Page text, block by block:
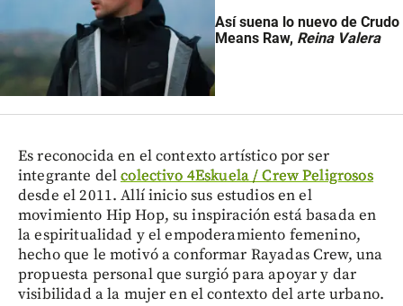
Así suena lo nuevo de Crudo
Means Raw, Reina Valera
Es reconocida en el contexto artístico por ser
integrante delcolectivo 4Eskuela / Crew Peligrosos
desde el 2011. Allí inicio sus estudios en el
movimiento Hip Hop, su inspiración está basada en
la espiritualidad y el empoderamiento femenino,
hecho que le motivó a conformar Rayadas Crew, una
propuesta personal que surgió para apoyar y dar
visibilidad a la mujer en el contexto del arte urbano.